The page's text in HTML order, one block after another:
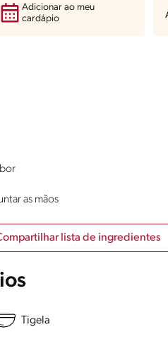
Adicionar ao meu
cardápio
as mãos
lista de ingredientes
Tigela